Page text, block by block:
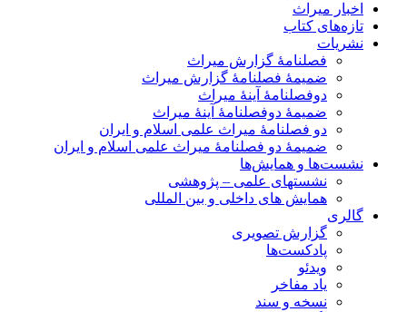
اخبار میراث
تازه‌های کتاب
نشریات
فصلنامۀ گزارش میراث
ضمیمۀ فصلنامۀ گزارش میراث
دوفصلنامۀ آینۀ میراث
ضمیمۀ دوفصلنامۀ آینۀ میراث
دو فصلنامۀ میراث علمی اسلام و ایران
ضمیمۀ دو فصلنامۀ میراث علمی اسلام و ایران
نشست‌ها و همایش‌ها
نشستهای علمی – پژوهشی
همایش های داخلی و بین المللی
گالری
گزارش تصویری
پادکست‌ها
ویدئو
یاد مفاخر
نسخه و سند